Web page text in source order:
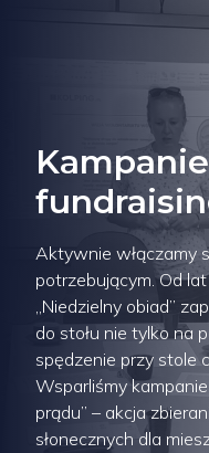
Aktywnie włączamy
potrzebującym. Od
„Niedzielny obiad”
do stołu nie tylko na
spędzenie przy stole
Wsparliśmy
prądu” – akcja
słonecznych dla